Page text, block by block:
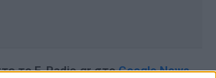
το E-Radio.gr στοGoogle News